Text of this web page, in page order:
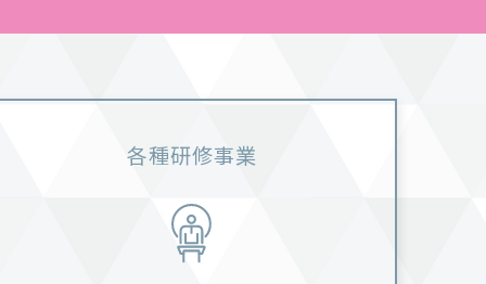
各種研修事業